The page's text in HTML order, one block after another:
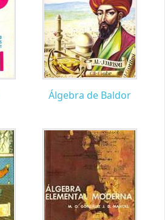
Álgebra de Baldor